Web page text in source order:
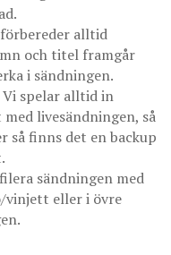
alltid
och titel framgår
i sändningen.
spelar alltid in
livesändningen, så
finns det en backup
sändningen med
vinjett eller i övre